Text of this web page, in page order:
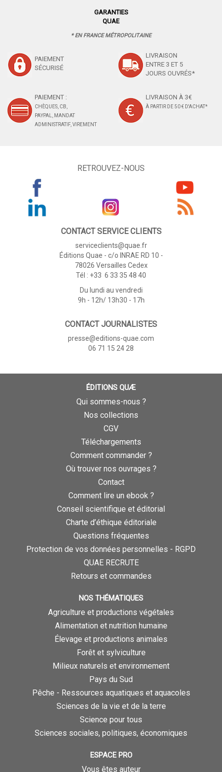
GARANTIES
QUAE
* EN FRANCE MÉTROPOLITAINE
PAIEMENT
SÉCURISÉ
LIVRAISON
ENTRE 3 ET 5
JOURS OUVRÉS*
PAIEMENT :
CHÈQUES, CB,
PAYPAL, MANDAT
ADMINISTRATIF, VIREMENT
LIVRAISON À 3€
À PARTIR DE 50 € D'ACHAT*
RETROUVEZ-NOUS
CONTACT SERVICE CLIENTS
serviceclients@quae.fr
Éditions Quae - c/o INRAE RD 10 -
78026 Versailles Cedex
Tél : +33 6 33 35 48 40
Du lundi au vendredi
9h - 12h/ 13h30 - 17h
CONTACT JOURNALISTES
presse@editions-quae.com
06 71 15 24 28
ÉDITIONS QUÆ
Qui sommes-nous ?
Nos collections
CGV
Téléchargements
Comment commander ?
Où trouver nos ouvrages ?
Contact
Comment lire un ebook ?
Conseil scientifique et éditorial
Charte d’éthique éditoriale
Questions fréquentes
Protection de vos données personnelles - RGPD
QUAE RECRUTE
Retours et commandes
NOS THÉMATIQUES
Agriculture et productions végétales
Alimentation et nutrition humaine
Élevage et productions animales
Forêt et sylviculture
Milieux naturels et environnement
Pays du Sud
Pêche - Ressources aquatiques et aquacoles
Sciences de la vie et de la terre
Science pour tous
Sciences sociales, politiques, économiques
ESPACE PRO
Vous êtes auteur